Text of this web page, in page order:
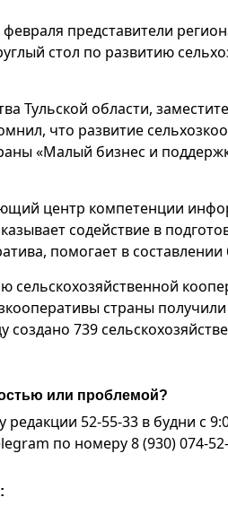
февраля представители
стол по развитию
Тульской области,
что развитие
«Малый бизнес и
центр компетенции
содействие в
помогает в составлении
сельскохозяйственной
страны
создано 739
или проблемой?
52-55-33 в будни с
по номеру 8 (930) 074-